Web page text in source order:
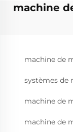
machine
machine de
systèmes de
machine de
machine de